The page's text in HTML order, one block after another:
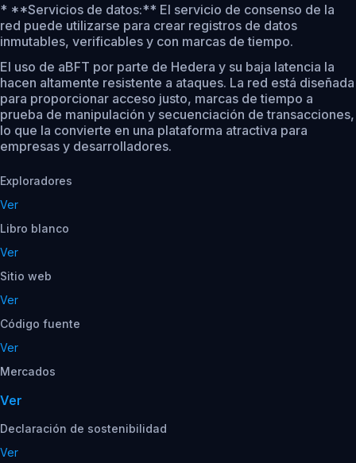
* **Servicios de datos:** El servicio de consenso de la
red puede utilizarse para crear registros de datos
inmutables, verificables y con marcas de tiempo.
El uso de aBFT por parte de Hedera y su baja latencia la
hacen altamente resistente a ataques. La red está diseñada
para proporcionar acceso justo, marcas de tiempo a
prueba de manipulación y secuenciación de transacciones,
lo que la convierte en una plataforma atractiva para
empresas y desarrolladores.
Exploradores
Ver
Libro blanco
Ver
Sitio web
Ver
Código fuente
Ver
Mercados
Ver
Declaración de sostenibilidad
Ver